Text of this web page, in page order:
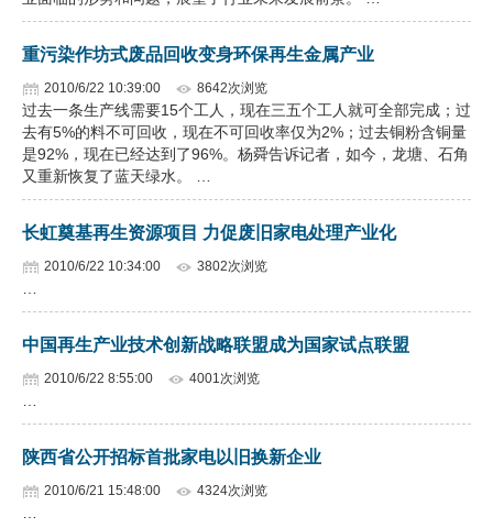
重污染作坊式废品回收变身环保再生金属产业
2010/6/22 10:39:00 8642次浏览
过去一条生产线需要15个工人，现在三五个工人就可全部完成；过
去有5%的料不可回收，现在不可回收率仅为2%；过去铜粉含铜量
是92%，现在已经达到了96%。杨舜告诉记者，如今，龙塘、石角
又重新恢复了蓝天绿水。 …
长虹奠基再生资源项目 力促废旧家电处理产业化
2010/6/22 10:34:00 3802次浏览
中国再生产业技术创新战略联盟成为国家试点联盟
2010/6/22 8:55:00 4001次浏览
陕西省公开招标首批家电以旧换新企业
2010/6/21 15:48:00 4324次浏览